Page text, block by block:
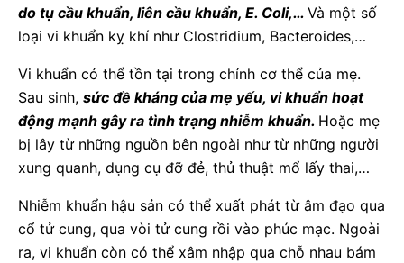
do tụ cầu khuẩn, liên cầu khuẩn, E. Coli,… Và một số
loại vi khuẩn kỵ khí như Clostridium, Bacteroides,…
Vi khuẩn có thể tồn tại trong chính cơ thể của mẹ.
Sau sinh, sức đề kháng của mẹ yếu, vi khuẩn hoạt
động mạnh gây ra tình trạng nhiễm khuẩn. Hoặc mẹ
bị lây từ những nguồn bên ngoài như từ những người
xung quanh, dụng cụ đỡ đẻ, thủ thuật mổ lấy thai,…
Nhiễm khuẩn hậu sản có thể xuất phát từ âm đạo qua
cổ tử cung, qua vòi tử cung rồi vào phúc mạc. Ngoài
ra, vi khuẩn còn có thể xâm nhập qua chỗ nhau bám